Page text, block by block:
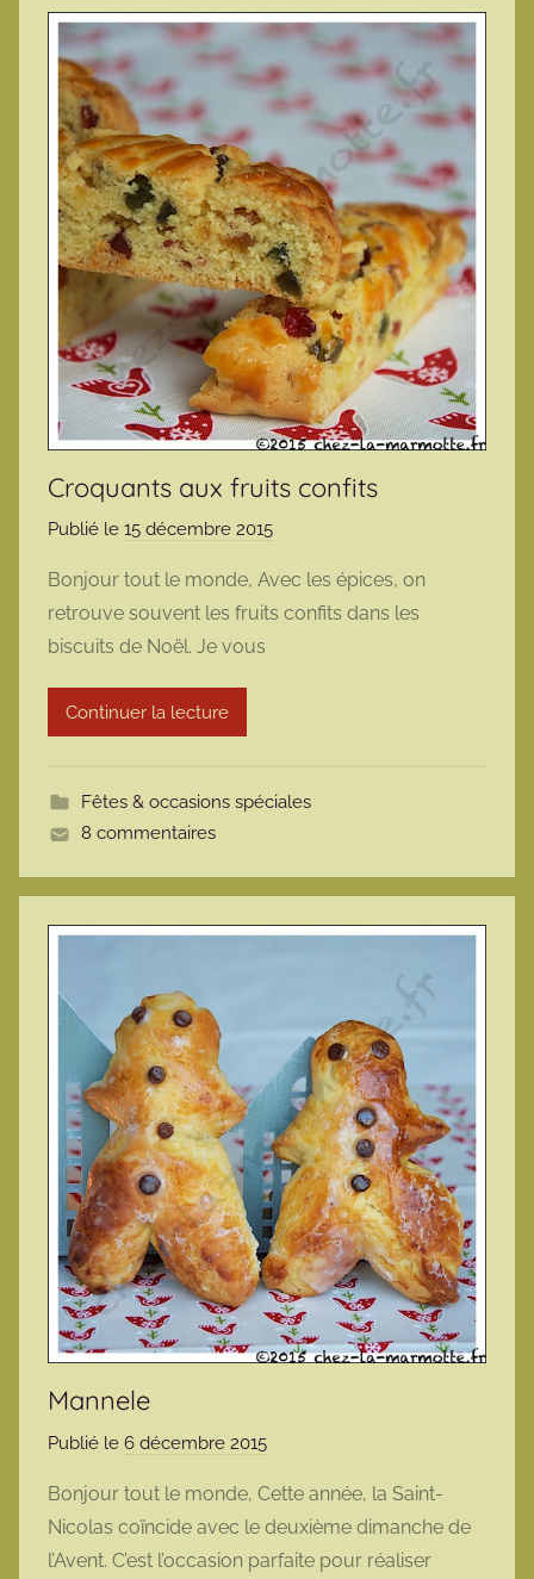
Croquants aux fruits confits
Publié le 15 décembre 2015
r
m
t
Bonjour tout le monde, Avec les épices, on
retrouve souvent les fruits confits dans les
biscuits de Noël. Je vous
Continuer la lecture
Fêtes & occasions spéciales
8 commentaires
Mannele
Publié le 6 décembre 2015
r
m
a
Bonjour tout le monde, Cette année, la Saint-
Nicolas coïncide avec le deuxième dimanche de
l’Avent. C’est l’occasion parfaite pour réaliser